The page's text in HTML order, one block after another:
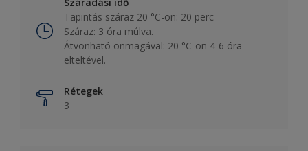
Tapintás száraz 20 °C-on: 20 perc
Száraz: 3 óra múlva.
Átvonható önmagával: 20 °C-on 4-6 óra
elteltével.
Rétegek
3